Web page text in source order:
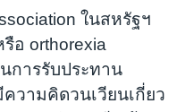
ในสหรัฐฯ
อ orthorexia
การรับประทาน
วามคิดวนเวียนเกี่ยว